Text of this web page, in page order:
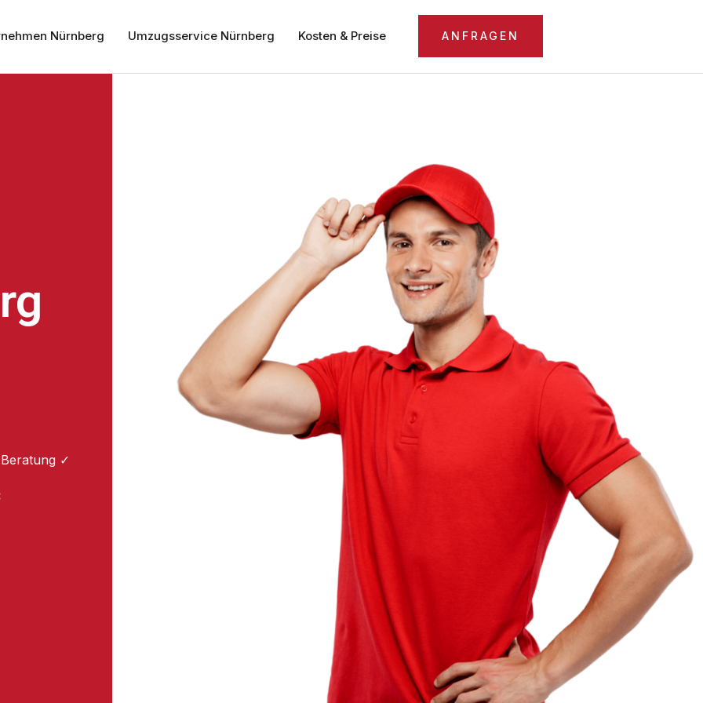
Nürnberg Umzugsservice Nürnberg Kosten & Preise ANFRAGEN
✓